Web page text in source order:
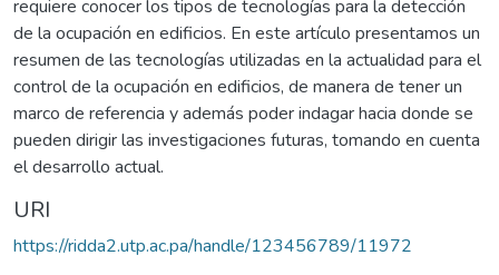
requiere conocer los tipos de tecnologías para la detección
de la ocupación en edificios. En este artículo presentamos un
resumen de las tecnologías utilizadas en la actualidad para el
control de la ocupación en edificios, de manera de tener un
marco de referencia y además poder indagar hacia donde se
pueden dirigir las investigaciones futuras, tomando en cuenta
el desarrollo actual.
URI
https://ridda2.utp.ac.pa/handle/123456789/11972